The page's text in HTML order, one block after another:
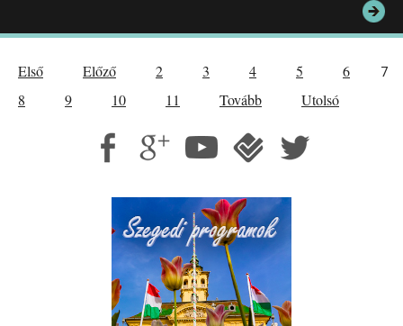
Első Előző 2 3 4 5 6 7
8 9 10 11 Tovább Utolsó